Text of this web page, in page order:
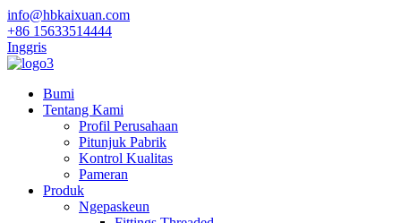
info@hbkaixuan.com
+86 15633514444
Inggris
Bumi
Tentang Kami
Profil Perusahaan
Pitunjuk Pabrik
Kontrol Kualitas
Pameran
Produk
Ngepaskeun